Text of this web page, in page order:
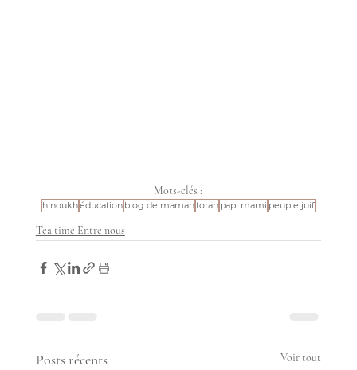
Mots-clés :
hinoukhéducation blog de mamantorah papi mami peuple juif
Tea time Entre nous
Posts récents Voir tout